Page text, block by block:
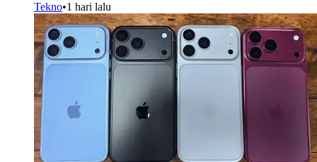
Tekno•1 hari lalu